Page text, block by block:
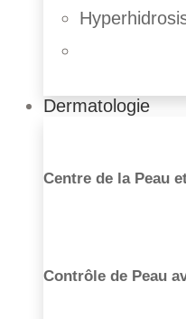
Dermatologie
Centre de la Peau
Contrôle de Peau